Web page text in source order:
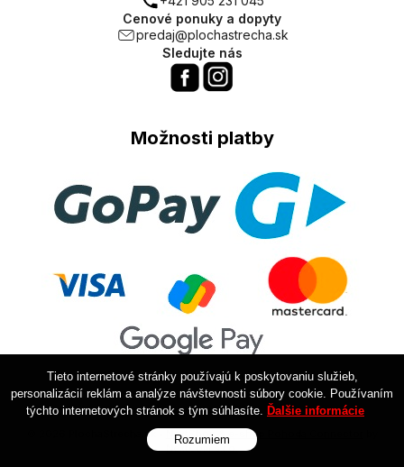
Cenové ponuky a dopyty
predaj@plochastrecha.sk
Sledujte nás
Možnosti platby
© 2026 PlochaStrecha.sk • NextShop e-shop Pohoda Connector
NextCom s.r.o.
Tieto internetové stránky používajú k poskytovaniu služieb,
personalizácií reklám a analýze návštevnosti súbory cookie. Používaním
týchto internetových stránok s tým súhlasíte. Ďalšie informácie
Rozumiem